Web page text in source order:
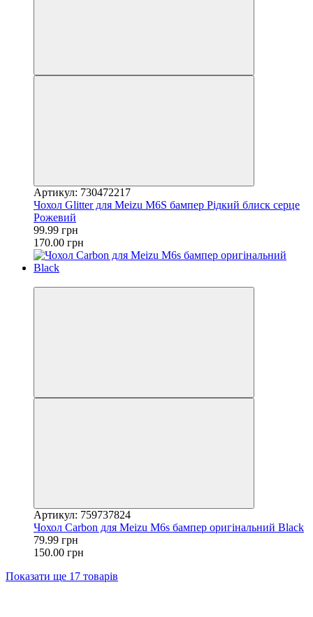
Артикул: 730472217
Чохол Glitter для Meizu M6S бампер Рідкий блиск серце
Рожевий
99.99 грн
170.00 грн
Артикул: 759737824
Чохол Carbon для Meizu M6s бампер оригінальний Black
79.99 грн
150.00 грн
Показати ще 17 товарів